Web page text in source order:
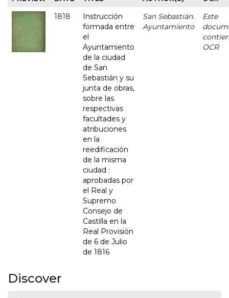
1818
Instrucción
formada entre
el
Ayuntamiento
de la ciudad
de San
Sebastián y su
junta de obras,
sobre las
respectivas
facultades y
atribuciones
en la
reedificación
de la misma
ciudad :
aprobadas por
el Real y
Supremo
Consejo de
Castilla en la
Real Provisión
de 6 de Julio
de 1816
San Sebastián.
Ayuntamiento
Este
OCR
Discover